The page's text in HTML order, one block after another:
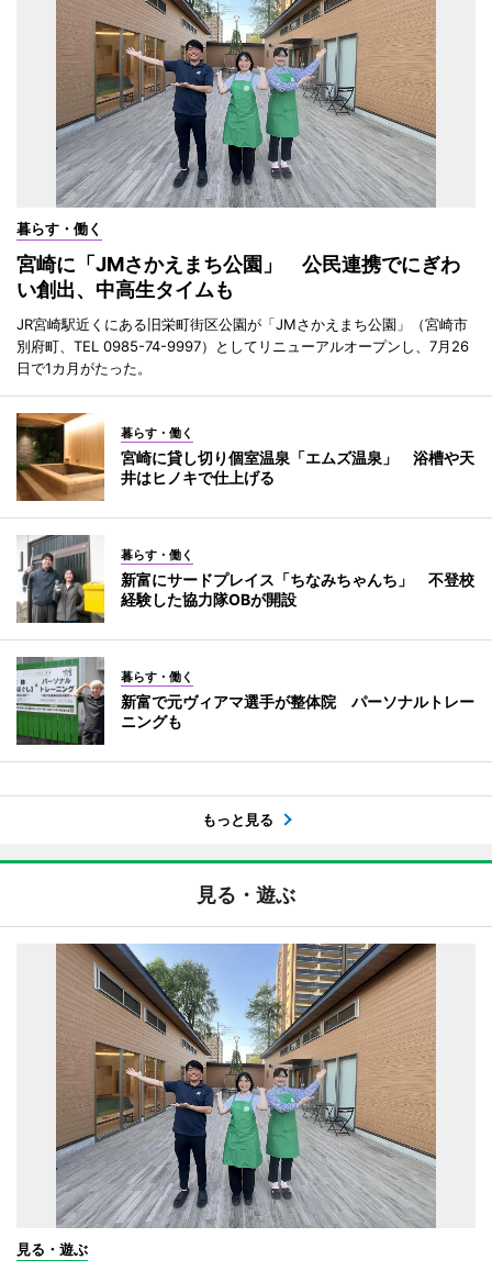
暮らす・働く
宮崎に「JMさかえまち公園」 公民連携でにぎわ
い創出、中高生タイムも
JR宮崎駅近くにある旧栄町街区公園が「JMさかえまち公園」（宮崎市
別府町、TEL 0985-74-9997）としてリニューアルオープンし、7月26
日で1カ月がたった。
暮らす・働く
宮崎に貸し切り個室温泉「エムズ温泉」 浴槽や天
井はヒノキで仕上げる
暮らす・働く
新富にサードプレイス「ちなみちゃんち」 不登校
経験した協力隊OBが開設
暮らす・働く
新富で元ヴィアマ選手が整体院 パーソナルトレー
ニングも
もっと見る
見る・遊ぶ
見る・遊ぶ